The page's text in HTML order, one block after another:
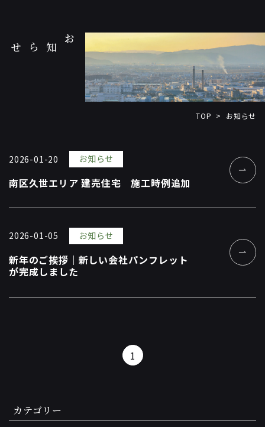
お知らせ
TOP > お知らせ
カテゴリー
2026-01-20 お知らせ
南区久世エリア 建売住宅 施工時例追加
2026-01-05 お知らせ
新年のご挨拶｜新しい会社パンフレット
が完成しました
1